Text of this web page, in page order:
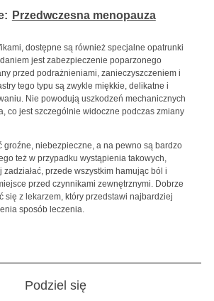
Przedwczesna menopauza
dostępne są również specjalne opatrunki
jest zabezpieczenie poparzonego
przed podrażnieniami, zanieczyszczeniem i
tego typu są zwykle miękkie, delikatne i
Nie powodują uszkodzeń mechanicznych
co jest szczególnie widoczne podczas zmiany
groźne, niebezpieczne, a na pewno są bardzo
też w przypadku wystąpienia takowych,
przede wszystkim hamując ból i
przed czynnikami zewnętrznymi. Dobrze
się z lekarzem, który przedstawi najbardziej
sposób leczenia.
Podziel się